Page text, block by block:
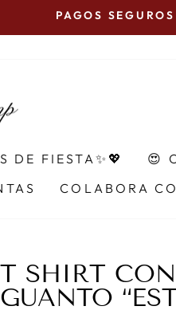
SEGUROS CON
DE FIESTA✨💖 😍
COLABORA
T SHIRT
GUANTO